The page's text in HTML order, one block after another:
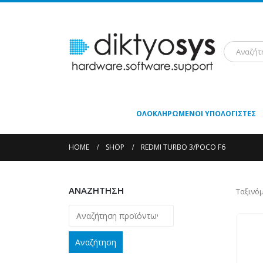
ΟΛΟΚΛΗΡΩΜΈΝΟΙ ΥΠΟΛΟΓΙΣΤΈΣ
HOME SHOP REDMI TURBO 3/POCO F6
ΑΝΑΖΗΤΗΣΗ
Αναζήτηση